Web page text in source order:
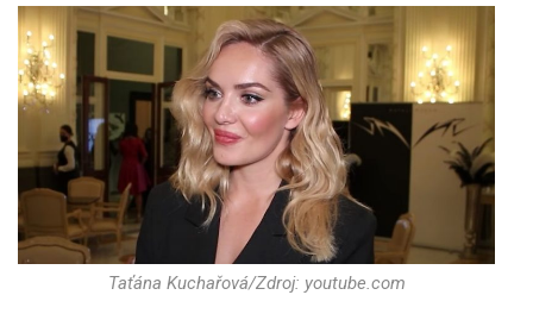
Taťána Kuchařová/Zdroj: youtube.com